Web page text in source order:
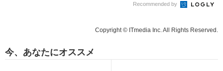
Recommended by
Copyright © ITmedia Inc. All Rights Reserved.
今、あなたにオススメ